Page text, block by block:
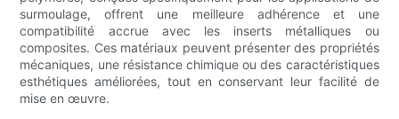
surmoulage, offrent une meilleure adhérence et une
compatibilité accrue avec les inserts métalliques ou
composites. Ces matériaux peuvent présenter des propriétés
mécaniques, une résistance chimique ou des caractéristiques
esthétiques améliorées, tout en conservant leur facilité de
mise en œuvre.